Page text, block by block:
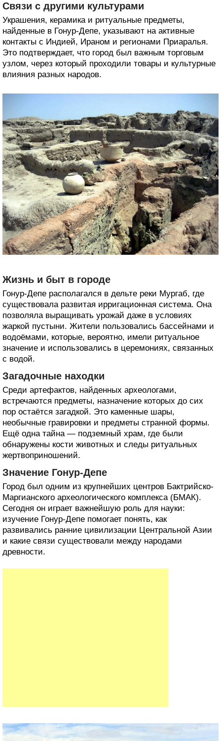
Связи с другими культурами
Украшения, керамика и ритуальные предметы,
найденные в Гонур-Депе, указывают на активные
контакты с Индией, Ираном и регионами Приаралья.
Это подтверждает, что город был важным торговым
узлом, через который проходили товары и культурные
влияния разных народов.
Жизнь и быт в городе
Гонур-Депе располагался в дельте реки Мургаб, где
существовала развитая ирригационная система. Она
позволяла выращивать урожай даже в условиях
жаркой пустыни. Жители пользовались бассейнами и
водоёмами, которые, вероятно, имели ритуальное
значение и использовались в церемониях, связанных
с водой.
Загадочные находки
Среди артефактов, найденных археологами,
встречаются предметы, назначение которых до сих
пор остаётся загадкой. Это каменные шары,
необычные гравировки и предметы странной формы.
Ещё одна тайна — подземный храм, где были
обнаружены кости животных и следы ритуальных
жертвоприношений.
Значение Гонур-Депе
Город был одним из крупнейших центров Бактрийско-
Маргианского археологического комплекса (БМАК).
Сегодня он играет важнейшую роль для науки:
изучение Гонур-Депе помогает понять, как
развивались ранние цивилизации Центральной Азии
и какие связи существовали между народами
древности.